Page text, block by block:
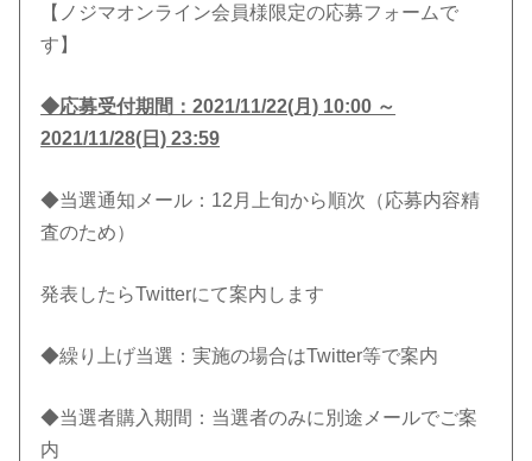
【ノジマオンライン会員様限定の応募フォームで
す】
◆応募受付期間：2021/11/22(月) 10:00 ～
2021/11/28(日) 23:59
◆当選通知メール：12月上旬から順次（応募内容精
査のため）
発表したらTwitterにて案内します
◆繰り上げ当選：実施の場合はTwitter等で案内
◆当選者購入期間：当選者のみに別途メールでご案
内